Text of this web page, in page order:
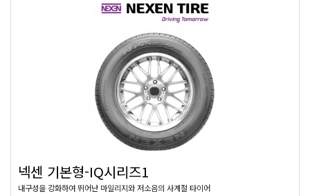
넥센 기본형-IQ시리즈1
내구성을 강화하여 뛰어난 마일리지와 저소음의 사계절 타이어